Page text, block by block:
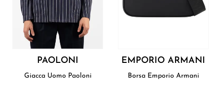
PAOLONI
Giacca Uomo Paoloni
EMPORIO ARMANI
Borsa Emporio Armani